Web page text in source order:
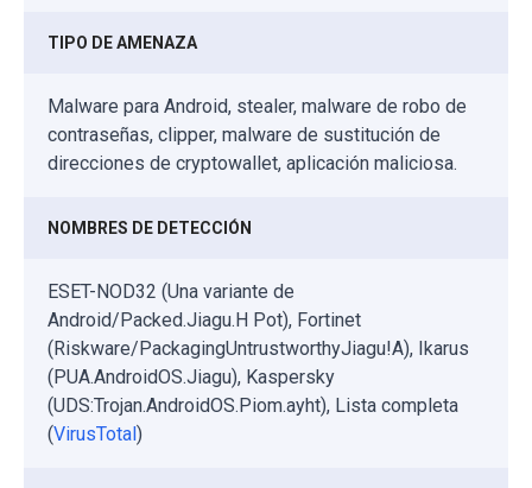
TIPO DE AMENAZA
Malware para Android, stealer, malware de robo de
contraseñas, clipper, malware de sustitución de
direcciones de cryptowallet, aplicación maliciosa.
NOMBRES DE DETECCIÓN
ESET-NOD32 (Una variante de
Android/Packed.Jiagu.H Pot), Fortinet
(Riskware/PackagingUntrustworthyJiagu!A), Ikarus
(PUA.AndroidOS.Jiagu), Kaspersky
(UDS:Trojan.AndroidOS.Piom.ayht), Lista completa
(VirusTotal)